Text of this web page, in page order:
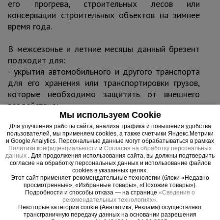
его прогрева, строительных лесов или
консервации строительных объектов на зимнее
время года.
В межсезонье и летние месяцы данный брезент
подходит для:
- укрытия автомобильного и другого транспорта
для его хранения или транспортировки грузов,
которые необходимо защитить от внешнего
воздействия;
- организации мест отдыха, как дополнительная
защита при установки палаток, в качестве
навеса, защищающего от дождя;
- использования в сельском хозяйстве для
укрытия и защиты растений от холода,
организации комфортных мест обитания
домашних животных и скота;
- складских работ для укрытия товаров и грузов,
требующих особого отношения при хранении.
Мы используем Cookie
Для улучшения работы сайта, анализа трафика и повышения удобства
пользователей, мы применяем cookies, а также счетчики Яндекс.Метрики
и Google Analytics. Персональные данные могут обрабатываться в рамках
Политики конфиденциальности и Согласия на обработку персональных
данных
. Для продолжения использования сайта, вы должны подтвердить
согласие на обработку персональных данных и использование файлов
cookies в указанных целях.
Этот сайт применяет рекомендательные технологии (блоки «Недавно
просмотренные», «Избранные товары», «Похожие товары»).
Подробности и способы отказа — на странице «Сведения о
рекомендательных технологиях»
Некоторые категории cookie (Аналитика, Реклама) осуществляют
трансграничную передачу данных на основании разрешения